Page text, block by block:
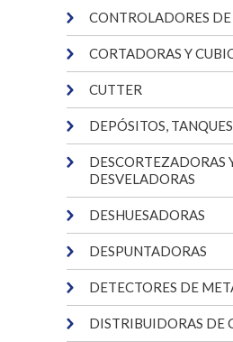
CONTROLADORES DE
CORTADORAS Y
CUTTER
DEPÓSITOS, TANQUES
DESCORTEZADORAS
DESVELADORAS
DESHUESADORAS
DESPUNTADORAS
DETECTORES DE
DISTRIBUIDORAS DE